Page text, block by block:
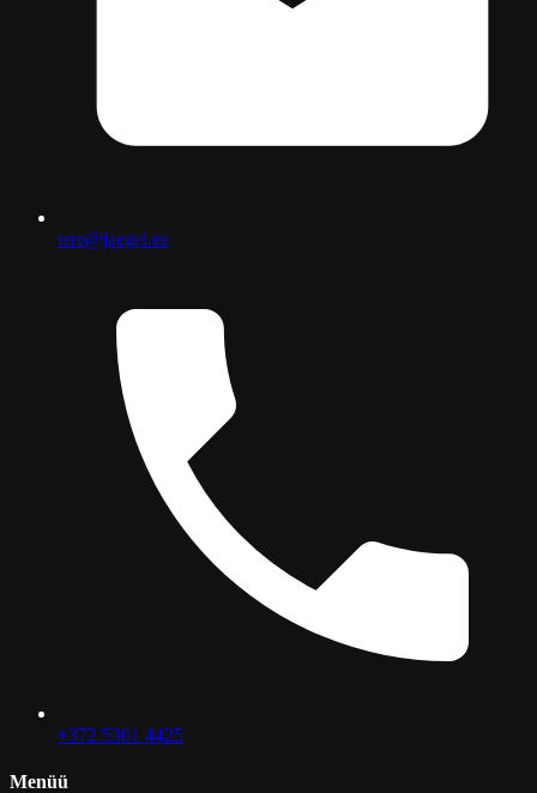
tere@jaegel.ee
+372 5301 4425
Menüü